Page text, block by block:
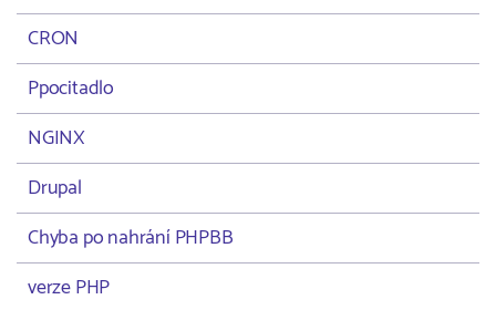
CRON
Ppocitadlo
NGINX
Drupal
Chyba po nahrání PHPBB
verze PHP